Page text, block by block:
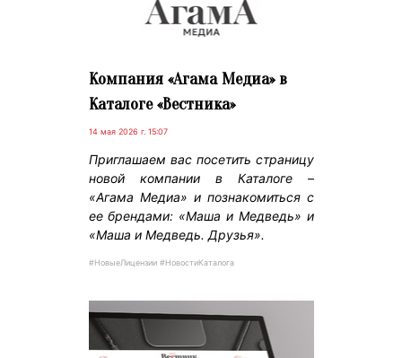
Компания «Агама Медиа» в
Каталоге «Вестника»
14 мая 2026 г. 15:07
Приглашаем вас посетить страницу
новой компании в Каталоге –
«Агама Медиа» и познакомиться с
ее брендами: «Маша и Медведь» и
«Маша и Медведь. Друзья».
#НовыеЛицензии #НовостиКаталога